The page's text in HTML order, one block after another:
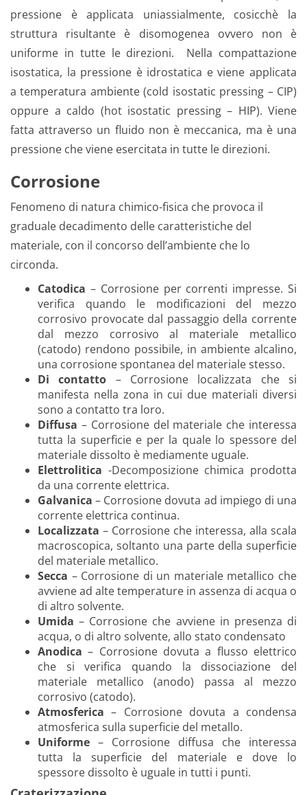
pressione è applicata uniassialmente, cosicchè la
struttura risultante è disomogenea ovvero non è
uniforme in tutte le direzioni. Nella compattazione
isostatica, la pressione è idrostatica e viene applicata
a temperatura ambiente (cold isostatic pressing – CIP)
oppure a caldo (hot isostatic pressing – HIP). Viene
fatta attraverso un fluido non è meccanica, ma è una
pressione che viene esercitata in tutte le direzioni.
Corrosione
Fenomeno di natura chimico-fisica che provoca il
graduale decadimento delle caratteristiche del
materiale, con il concorso dell’ambiente che lo
circonda.
Catodica – Corrosione per correnti impresse. Si
verifica quando le modificazioni del mezzo
corrosivo provocate dal passaggio della corrente
dal mezzo corrosivo al materiale metallico
(catodo) rendono possibile, in ambiente alcalino,
una corrosione spontanea del materiale stesso.
Di contatto – Corrosione localizzata che si
manifesta nella zona in cui due materiali diversi
sono a contatto tra loro.
Diffusa – Corrosione del materiale che interessa
tutta la superficie e per la quale lo spessore del
materiale dissolto è mediamente uguale.
Elettrolitica -Decomposizione chimica prodotta
da una corrente elettrica.
Galvanica– Corrosione dovuta ad impiego di una
corrente elettrica continua.
Localizzata – Corrosione che interessa, alla scala
macroscopica, soltanto una parte della superficie
del materiale metallico.
Secca – Corrosione di un materiale metallico che
avviene ad alte temperature in assenza di acqua o
di altro solvente.
Umida– Corrosione che avviene in presenza di
acqua, o di altro solvente, allo stato condensato
Anodica– Corrosione dovuta a flusso elettrico
che si verifica quando la dissociazione del
materiale metallico (anodo) passa al mezzo
corrosivo (catodo).
Atmosferica– Corrosione dovuta a condensa
atmosferica sulla superficie del metallo.
Uniforme – Corrosione diffusa che interessa
tutta la superficie del materiale e dove lo
spessore dissolto è uguale in tutti i punti.